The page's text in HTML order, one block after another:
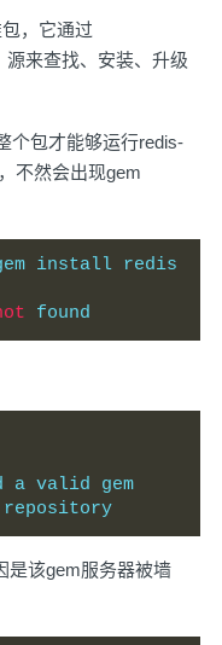
，它通过
源来查找、安装、升级
个包才能够运行redis-
不然会出现gem
install redis
found
repository
是该gem服务器被墙